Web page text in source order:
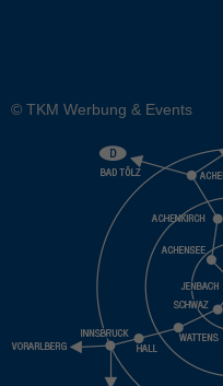
© TKM Werbung & Events